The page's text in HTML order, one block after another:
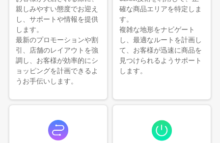
親しみやすい態度でお迎え
し、サポートや情報を提供
します。
最新のプロモーションや割
引、店舗のレイアウトを強
調し、お客様が効率的にシ
ョッピングを計画できるよ
うお手伝いします。
確な商品エリアを特定しま
す。
複雑な地形をナビゲート
し、最適なルートを計画し
て、お客様が迅速に商品を
見つけられるようサポート
します。